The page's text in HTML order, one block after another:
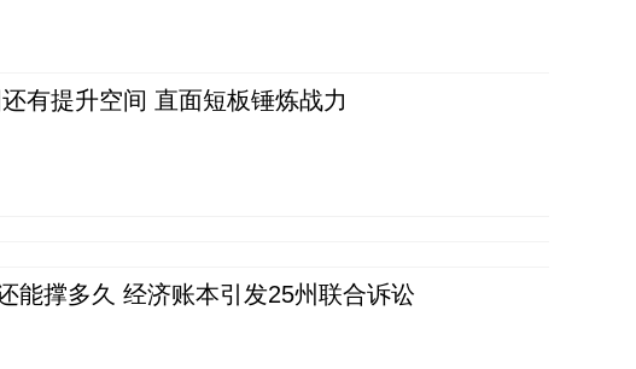
有提升空间 直面短板锤炼战力
能撑多久 经济账本引发25州联合诉讼